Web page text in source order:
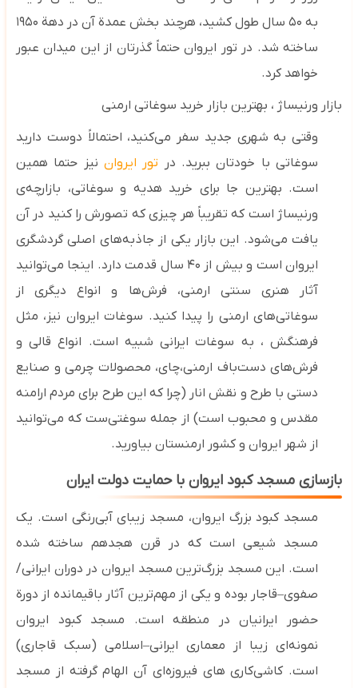
به ۵۰ سال طول کشید، هرچند بخش عمدة آن در دهة ۱۹۵۰
ساخته شد. در تور ایروان حتماً گذرتان از این میدان عبور
خواهد کرد.
بازار ورنیساژ ، بهترین بازار خرید سوغاتی ارمنی
وقتی به شهری جدید سفر می‌کنید، احتمالاً دوست دارید
سوغاتی با خودتان ببرید. درتور ایرواننیز حتما همین
است. بهترین جا برای خرید هدیه و سوغاتی، بازارچه‌ی
ورنیساژ است که تقریباً هر چیزی که تصورش را کنید در آن
یافت می‌شود. این بازار یکی از جاذبه‌های اصلی گردشگری
ایروان است و بیش از ۴۰ سال قدمت دارد. اینجا می‌توانید
آثار هنری سنتی ارمنی، فرش‌ها و انواع دیگری از
سوغاتی‌های ارمنی را پیدا کنید. سوغات ایروان نیز، مثل
فرهنگش ، به سوغات ایرانی شبیه است. انواع قالی و
فرش‌های دست‌باف ارمنی،چای، محصولات چرمی و صنایع
دستی با طرح و نقش انار (چرا که این طرح برای مردم ارامنه
مقدس و محبوب است) از جمله سوغتی‌ست که می‌توانید
از شهر ایروان و کشور ارمنستان بیاورید.
بازسازی مسجد کبود ایروان با حمایت دولت ایران
مسجد کبود بزرگ ایروان، مسجد زیبای آبی‌رنگی است. یک
مسجد شیعی است که در قرن هجدهم ساخته شده
است. این مسجد بزرگ‌ترین مسجد ایروان در دوران ایرانی/
صفوی–قاجار بوده و یکی از مهم‌ترین آثار باقیمانده از دورة
حضور ایرانیان در منطقه است. مسجد کبود ایروان
نمونه‌ای زیبا از معماری ایرانی–اسلامی (سبک قاجاری)
است. کاشی‌کاری‌ های فیروزه‌ای آن الهام‌ گرفته از مسجد